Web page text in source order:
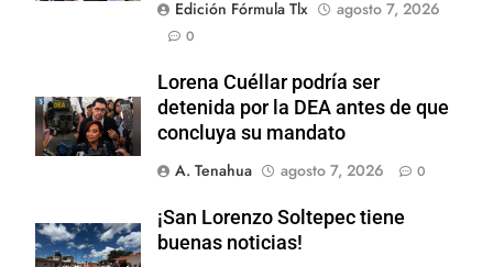
Edición Fórmula Tlx
agosto 7, 2026
0
Lorena Cuéllar podría ser
detenida por la DEA antes de que
concluya su mandato
A. Tenahua
agosto 7, 2026 0
¡San Lorenzo Soltepec tiene
buenas noticias!